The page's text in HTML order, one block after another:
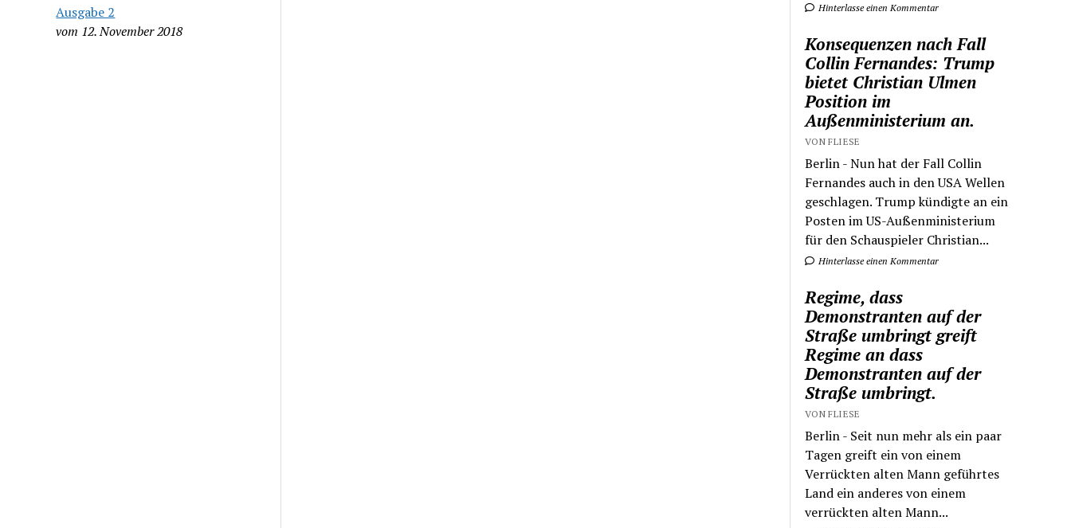
Ausgabe 2
vom 12. November 2018
Hinterlasse einen Kommentar
Konsequenzen nach Fall
Collin Fernandes: Trump
bietet Christian Ulmen
Position im
Außenministerium an.
VON FLIESE
Berlin - Nun hat der Fall Collin
Fernandes auch in den USA Wellen
geschlagen. Trump kündigte an ein
Posten im US-Außenministerium
für den Schauspieler Christian...
Hinterlasse einen Kommentar
Regime, dass
Demonstranten auf der
Straße umbringt greift
Regime an dass
Demonstranten auf der
Straße umbringt.
VON FLIESE
Berlin - Seit nun mehr als ein paar
Tagen greift ein von einem
Verrückten alten Mann geführtes
Land ein anderes von einem
verrückten alten Mann...